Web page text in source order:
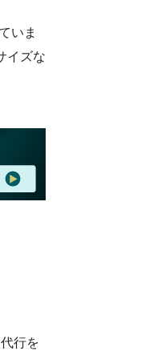
いま
イズな
行を